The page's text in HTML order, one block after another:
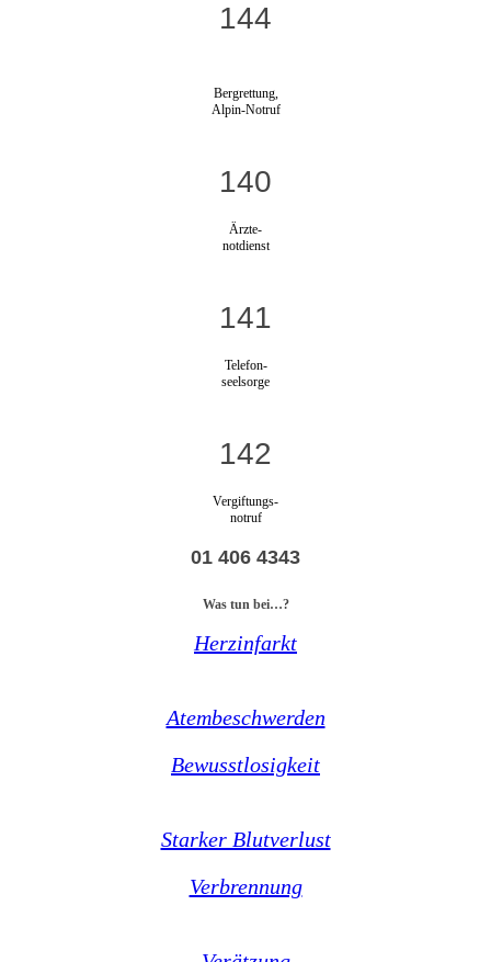
144
Bergrettung,
Alpin-Notruf
140
Ärzte-
notdienst
141
Telefon-
seelsorge
142
Vergiftungs-
notruf
01 406 4343
Was tun bei…?
Herzinfarkt
Atembeschwerden
Bewusstlosigkeit
Starker Blutverlust
Verbrennung